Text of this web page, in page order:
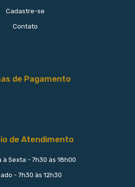
Cadastre-se
Contato
de Pagamento
de Atendimento
à Sexta - 7h30 às 18h00
- 7h30 às 12h30